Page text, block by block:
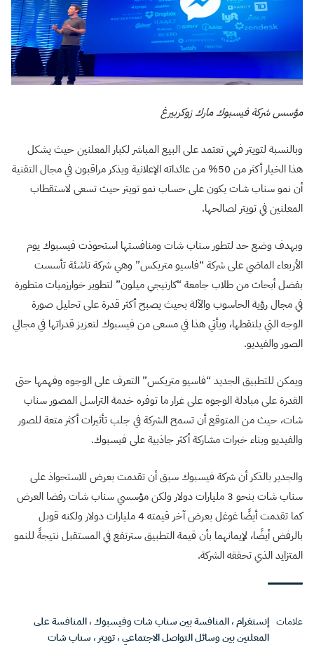
مؤسس شركة فيسبوك مارك زوكربيرغ
وبالنسبة لتويتر فهي تعتمد على البيع المباشر لكبار المعلنين حيث يشكل
هذا الخيار أكثر من 50% من عائداته الإعلانية ويذكر مراقبون في مجال التقنية
أن نمو سناب شات يكون على حساب نمو تويتر حيث تسعى لاستقطاب
المعلنين في تويتر لصالحها.
وبهدف وضع حد لتطور سناب شات ومنافستها استحوذت فيسبوك يوم
الأربعاء الماضي على شركة “فاسيو متريكس” وهي شركة ناشئة تأسست
بفضل أبحاث من طلاب جامعة “كارنيجي ميلون” لتطوير خوارزميات متطورة
في مجال رؤية الحاسوب والآلة بحيث يصبح أكثر قدرة على تحليل صورة
الوجه التي يلتقطها، ويأتي هذا في مسعى من فيسبوك لتعزيز قدراتها في مجالي
الصور والفيديو.
ويمكن للتطبيق الجديد “فاسيو متريكس” التعرف على الوجوه وفهمها حتى
القدرة على مبادلة الوجوه على غرار ما توفره خدمة التراسل المصور سناب
شات، حيث من المتوقع أن تسمح الشركة في جلب تأثيرات أكثر متعة للصور
والفيديو وبناء خبرات مشاركة أكثر جاذبية على فيسبوك.
والجدير بالذكر أن شركة فيسبوك سبق أن تقدمت بعرض للاستحواذ على
سناب شات بنحو 3 مليارات دولار ولكن مؤسسي سناب شات رفضا العرض
كما تقدمت أيضًا غوغل بعرض آخر قيمته 4 مليارات دولار ولكنه قوبل
بالرفض أيضًا، لإيمانهما بأن قيمة التطبيق سترتفع في المستقبل نتيجةً للنمو
المتزايد الذي تحققه الشركة.
علامات إنستغرام،المنافسة بين سناب شات وفيسبوك،المنافسة على
المعلنين بين وسائل التواصل الاجتماعي،تويتر ، سناب شات